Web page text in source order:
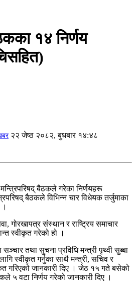
१४ निर्णय
२२ जेष्ठ २०८२, बुधबार १४:४८
बैठकले गरेका निर्णयहरू
बैठकले विभिन्न चार विधेयक तर्जुमाका
।
गोरखापत्र संस्थान र राष्ट्रिय समाचार
स्वीकृत गरेको हो ।
तथा सुचना प्रविधि मन्त्री पृथ्वी सुब्बा
स्वीकृत गर्नुका साथै मन्त्री, सचिव र
गरिएको जानकारी दिए । जेठ १५ गते बसेको
वटा निर्णय गरेको जानकारी दिए ।